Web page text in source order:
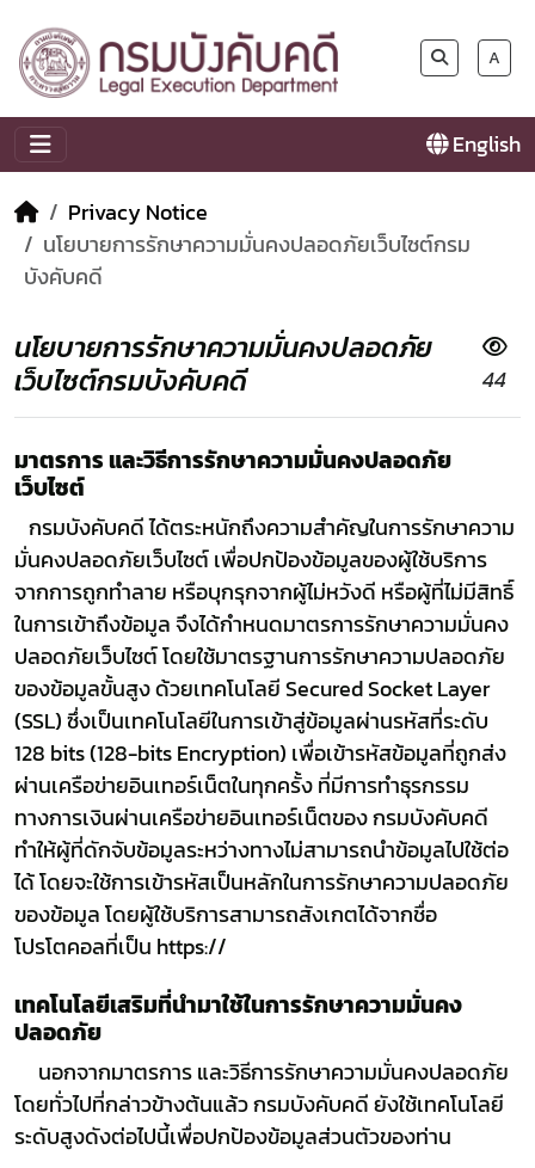
A
English
Privacy Notice
นโยบายการรักษาความมั่นคงปลอดภัยเว็บไซต์กรม
บังคับคดี
นโยบายการรักษาความมั่นคงปลอดภัย
เว็บไซต์กรมบังคับคดี
44
มาตรการ และวิธีการรักษาความมั่นคงปลอดภัย
เว็บไซต์
กรมบังคับคดี ได้ตระหนักถึงความสำคัญในการรักษาความ
มั่นคงปลอดภัยเว็บไซต์ เพื่อปกป้องข้อมูลของผู้ใช้บริการ
จากการถูกทำลาย หรือบุกรุกจากผู้ไม่หวังดี หรือผู้ที่ไม่มีสิทธิ์
ในการเข้าถึงข้อมูล จึงได้กำหนดมาตรการรักษาความมั่นคง
ปลอดภัยเว็บไซต์ โดยใช้มาตรฐานการรักษาความปลอดภัย
ของข้อมูลขั้นสูง ด้วยเทคโนโลยี Secured Socket Layer
(SSL) ซึ่งเป็นเทคโนโลยีในการเข้าสู่ข้อมูลผ่านรหัสที่ระดับ
128 bits (128-bits Encryption) เพื่อเข้ารหัสข้อมูลที่ถูกส่ง
ผ่านเครือข่ายอินเทอร์เน็ตในทุกครั้ง ที่มีการทำธุรกรรม
ทางการเงินผ่านเครือข่ายอินเทอร์เน็ตของ กรมบังคับคดี
ทำให้ผู้ที่ดักจับข้อมูลระหว่างทางไม่สามารถนำข้อมูลไปใช้ต่อ
ได้ โดยจะใช้การเข้ารหัสเป็นหลักในการรักษาความปลอดภัย
ของข้อมูล โดยผู้ใช้บริการสามารถสังเกตได้จากชื่อ
โปรโตคอลที่เป็น https://
เทคโนโลยีเสริมที่นำมาใช้ในการรักษาความมั่นคง
ปลอดภัย
นอกจากมาตรการ และวิธีการรักษาความมั่นคงปลอดภัย
โดยทั่วไปที่กล่าวข้างต้นแล้ว กรมบังคับคดี ยังใช้เทคโนโลยี
ระดับสูงดังต่อไปนี้เพื่อปกป้องข้อมูลส่วนตัวของท่าน